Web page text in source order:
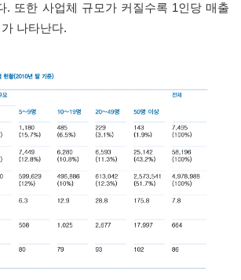
. 또한 사업체 규모가 커질수록 1인당 매출
나타난다.